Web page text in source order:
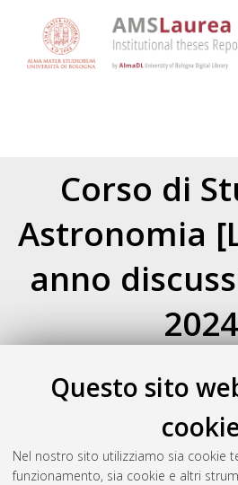
Questo sito
Nel nostro sito utilizziamo sia cookie
funzionamento, sia cookie e altri
Corso di
Astronomia
anno
2024
Autore della tesi|
Indirizzo|Orientamento|